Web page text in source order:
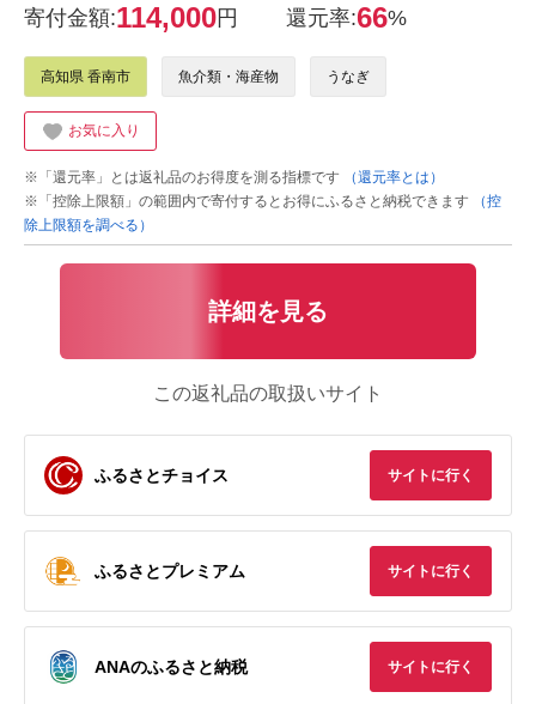
寄付金額:114,000円 還元率:66%
高知県 香南市 魚介類・海産物 うなぎ
お気に入り
※「還元率」とは返礼品のお得度を測る指標です
（還元率とは）
※「控除上限額」の範囲内で寄付するとお得にふるさと納税できます
（控
除上限額を調べる）
詳細を見る
この返礼品の取扱いサイト
ふるさとチョイス サイトに行く
ふるさとプレミアム サイトに行く
ANAのふるさと納税 サイトに行く